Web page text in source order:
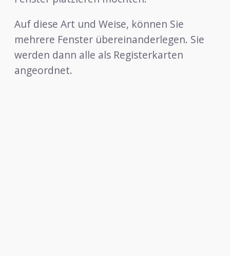
Auf diese Art und Weise, können Sie
mehrere Fenster übereinanderlegen. Sie
werden dann alle als Registerkarten
angeordnet.